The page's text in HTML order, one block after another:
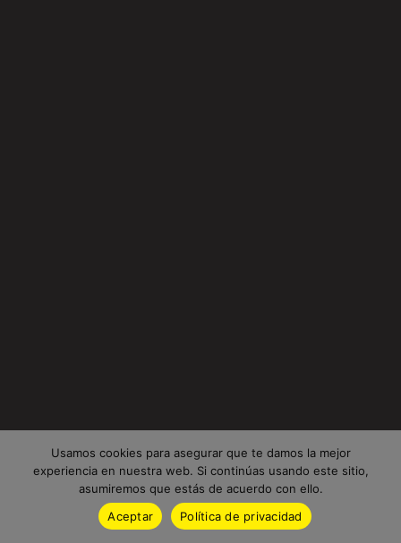
Usamos cookies para asegurar que te damos la mejor
experiencia en nuestra web. Si continúas usando este sitio,
asumiremos que estás de acuerdo con ello.
Aceptar
Política de privacidad